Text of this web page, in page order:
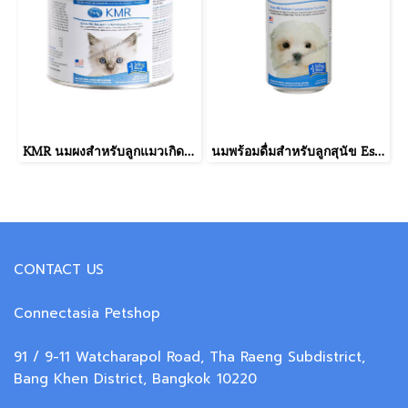
KMR นมผงสำหรับลูกแมวเกิดใหม่ที่กำพร้า นมแม่ไม่พอ มีปัญหาการย่อย หรือป่วยหลังการผ่าตัด (170g.) นมพร้อมดื่มสำหรับลูกสุนัข Esbilac (340 กรัม)
CONTACT US
Connectasia Petshop
91 / 9-11 Watcharapol Road, Tha Raeng Subdistrict,
Bang Khen District, Bangkok 10220